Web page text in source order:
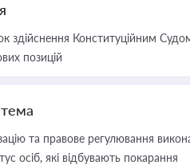
здійснення Конституційним
позицій
та правове регулювання
осіб, які відбувають покарання